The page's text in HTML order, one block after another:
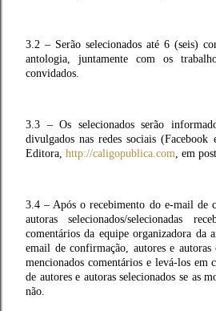
3.2 – Serão selecionados até 6 (seis)
antologia, juntamente com os
convidados.
3.3 – Os selecionados serão
divulgados nas redes sociais
Editora, http://caligopublica.com, em
3.4 – Após o recebimento do e-mail de
autoras selecionados/selecionadas
comentários da equipe organizadora da
email de confirmação, autores e
mencionados comentários e levá-los em
de autores e autoras selecionados se as
não.